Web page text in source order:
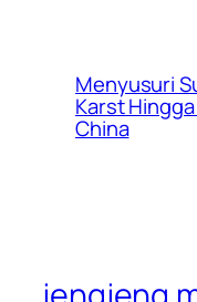
Menyusuri
Karst
China